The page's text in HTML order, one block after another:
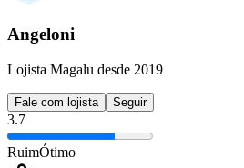
Angeloni
Lojista Magalu desde 2019
Fale com lojista Seguir
3.7
RuimÓtimo